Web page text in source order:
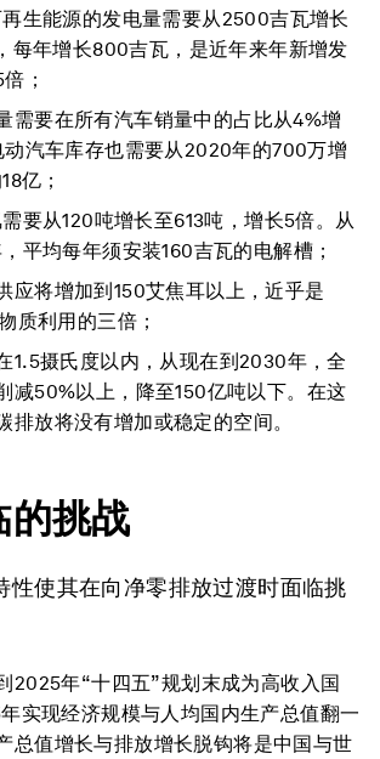
生能源的发电量需要从2500吉瓦增长
每年增长800吉瓦，是近年来年新增发
；
需要在所有汽车销量中的占比从4%增
汽车库存也需要从2020年的700万增
亿；
要从120吨增长至613吨，增长5倍。从
平均每年须安装160吉瓦的电解槽；
应将增加到150艾焦耳以上，近乎是
质利用的三倍；
1.5摄氏度以内，从现在到2030年，全
减50%以上，降至150亿吨以下。在这
排放将没有增加或稳定的空间。
的挑战
性使其在向净零排放过渡时面临挑
2025年“十四五”规划末成为高收入国
实现经济规模与人均国内生产总值翻一
总值增长与排放增长脱钩将是中国与世